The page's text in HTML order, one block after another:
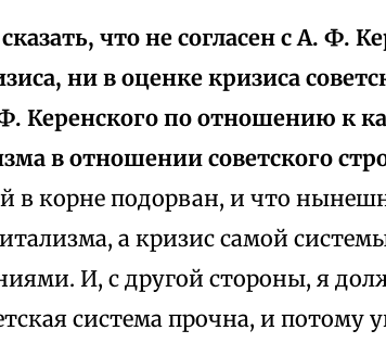
что не согласен с А. Ф.
ни в оценке кри­зиса
Керенского по отношению к
в отношении советского
в корне подорван, и что
а кризис самой
И, с другой стороны, я
система прочна, и потому